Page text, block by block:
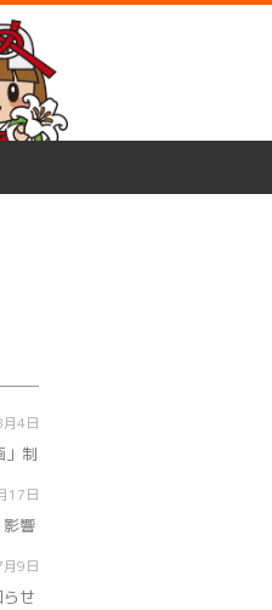
4日
」制
17日
影響
9日
せ